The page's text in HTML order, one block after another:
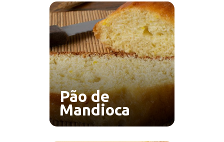
Pão de
Mandioca